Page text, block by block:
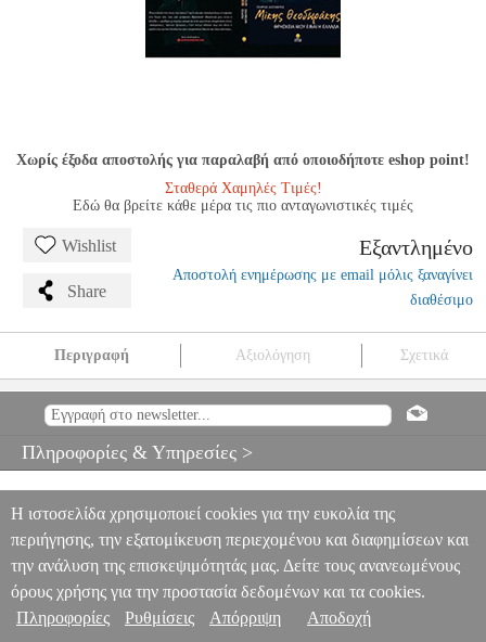
Χωρίς έξοδα αποστολής για παραλαβή από οποιοδήποτε eshop point!
Σταθερά Χαμηλές Τιμές!
Εδώ θα βρείτε κάθε μέρα τις πιο ανταγωνιστικές τιμές
Wishlist
Share
Εξαντλημένο
Αποστολή ενημέρωσης με email μόλις ξαναγίνει
διαθέσιμο
Περιγραφή Αξιολόγηση Σχετικά
MSC.601483 MSC.601483
ΜΟΥΣΙΚΑ ΒΙΒΛΙΑ ΘΕΩΡΗΤΙΚΑ
0
Πληροφορίες & Υπηρεσίες >
Η ιστοσελίδα χρησιμοποιεί cookies για την ευκολία της
περιήγησης, την εξατομίκευση περιεχομένου και διαφημίσεων και
την ανάλυση της επισκεψιμότητάς μας. Δείτε τους ανανεωμένους
όρους χρήσης για την προστασία δεδομένων και τα cookies.
Πληροφορίες
Ρυθμίσεις Απόρριψη Αποδοχή